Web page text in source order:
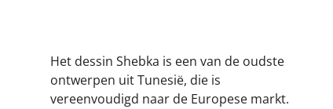
Het dessin Shebka is een van de oudste
ontwerpen uitTunesië, die is
vereenvoudigd naar de Europese markt.